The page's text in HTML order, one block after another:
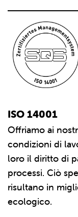
ISO 14001
Offriamo ai
condizioni di
loro il diritto di
processi. Ciò
risultano in
ecologico.